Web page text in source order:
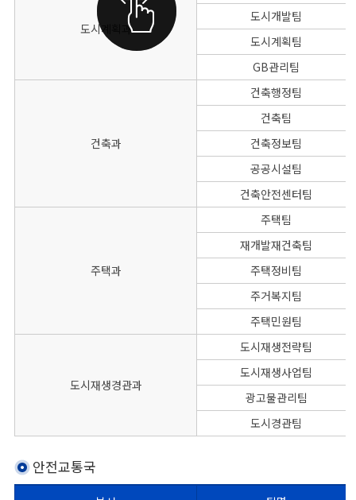
도시계획과
도시개발팀
도시계획팀
GB관리팀
건축과
건축행정팀
건축팀
건축정보팀
공공시설팀
건축안전센터팀
주택과
주택팀
재개발재건축팀
주택정비팀
주거복지팀
주택민원팀
도시재생경관과
도시재생전략팀
도시재생사업팀
광고물관리팀
도시경관팀
안전교통국